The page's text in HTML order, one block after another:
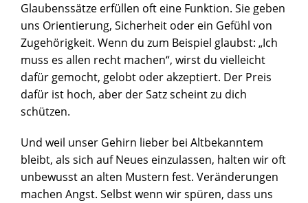
Glaubenssätze erfüllen oft eine Funktion. Sie geben
uns Orientierung, Sicherheit oder ein Gefühl von
Zugehörigkeit. Wenn du zum Beispiel glaubst: „Ich
muss es allen recht machen“, wirst du vielleicht
dafür gemocht, gelobt oder akzeptiert. Der Preis
dafür ist hoch, aber der Satz scheint zu dich
schützen.
Und weil unser Gehirn lieber bei Altbekanntem
bleibt, als sich auf Neues einzulassen, halten wir oft
unbewusst an alten Mustern fest. Veränderungen
machen Angst. Selbst wenn wir spüren, dass uns